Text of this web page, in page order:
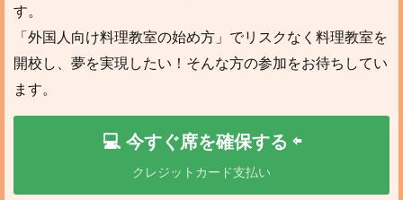
す。
「外国人向け料理教室の始め方」でリスクなく料理教室を
開校し、夢を実現したい！そんな方の参加をお待ちしてい
ます。
💻 今すぐ席を確保する ⇦
クレジットカード支払い